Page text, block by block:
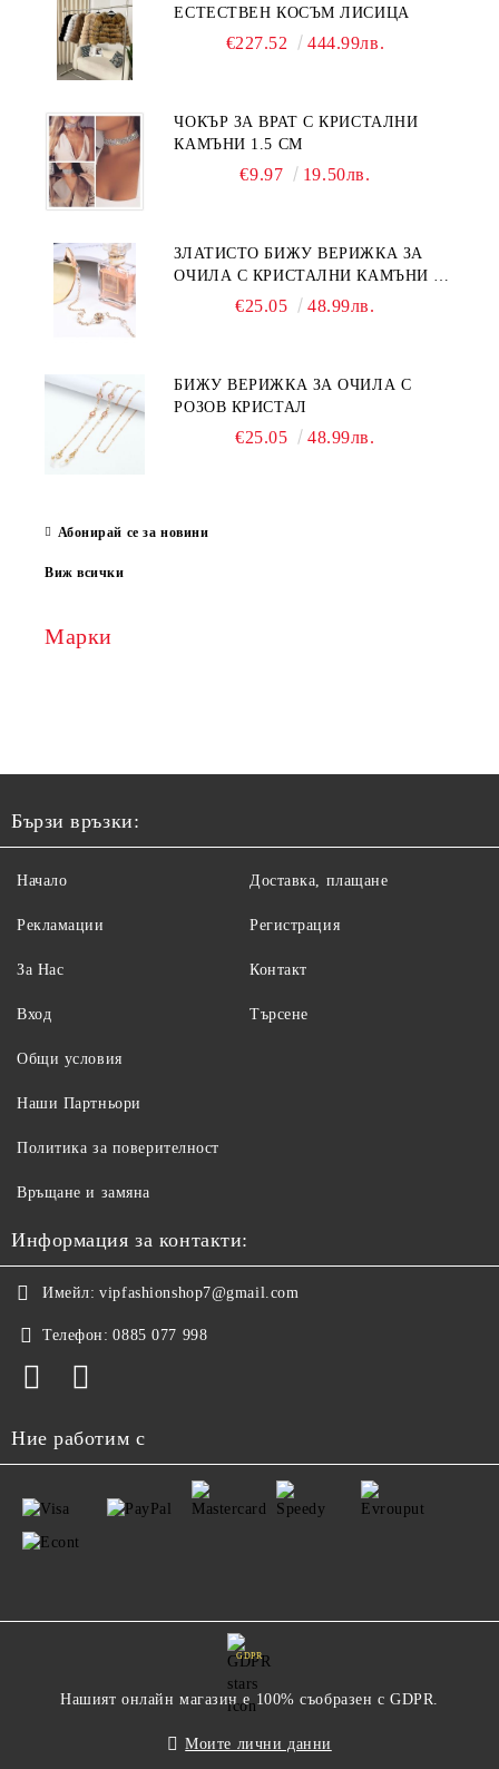
ЕСТЕСТВЕН КОСЪМ ЛИСИЦА
€227.52 444.99лв.
ЧОКЪР ЗА ВРАТ С КРИСТАЛНИ
КАМЪНИ 1.5 СМ
€9.97 19.50лв.
ЗЛАТИСТО БИЖУ ВЕРИЖКА ЗА
ОЧИЛА С КРИСТАЛНИ КАМЪНИ И
€25.05 48.99лв.
БИЖУ ВЕРИЖКА ЗА ОЧИЛА С
РОЗОВ КРИСТАЛ
€25.05 48.99лв.
Абонирай се за новини
Виж всички
Марки
Бързи връзки:
Начало
Рекламации
За Нас
Вход
Доставка, плащане
Регистрация
Контакт
Търсене
Общи условия
Наши Партньори
Политика за поверителност
Връщане и замяна
Информация за контакти:
Имейл: vipfashionshop7@gmail.com
Телефон: 0885 077 998
Ние работим с
GDPR
Нашият онлайн магазин е 100% съобразен с GDPR.
Моите лични данни